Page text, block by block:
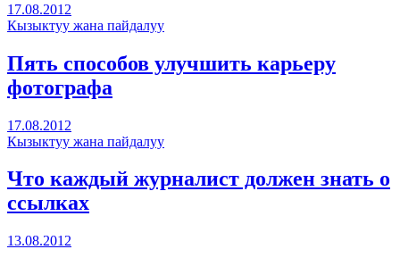
17.08.2012
Кызыктуу жана пайдалуу
Пять способов улучшить карьеру
фотографа
17.08.2012
Кызыктуу жана пайдалуу
Что каждый журналист должен знать о
ссылках
13.08.2012